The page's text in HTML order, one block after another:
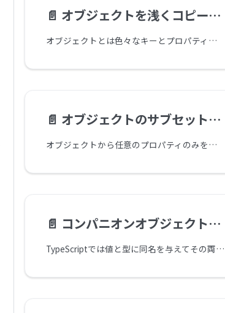
📄️ オブジェクトを浅くコピーする
オブジェクトとは色々なキーとプロパティの組み合わせをひとつのモノとして扱うことができます。
📄️ オブジェクトのサブセットを得る
オブジェクトから任意のプロパティのみを持ったオブジェクトを得る方法。
📄️ コンパニオンオブジェクトパターン
TypeScriptでは値と型に同名を与えてその両方を区別なく使うことができるテクニックがあります。これをコンパニオンオブジェクトと呼びます。